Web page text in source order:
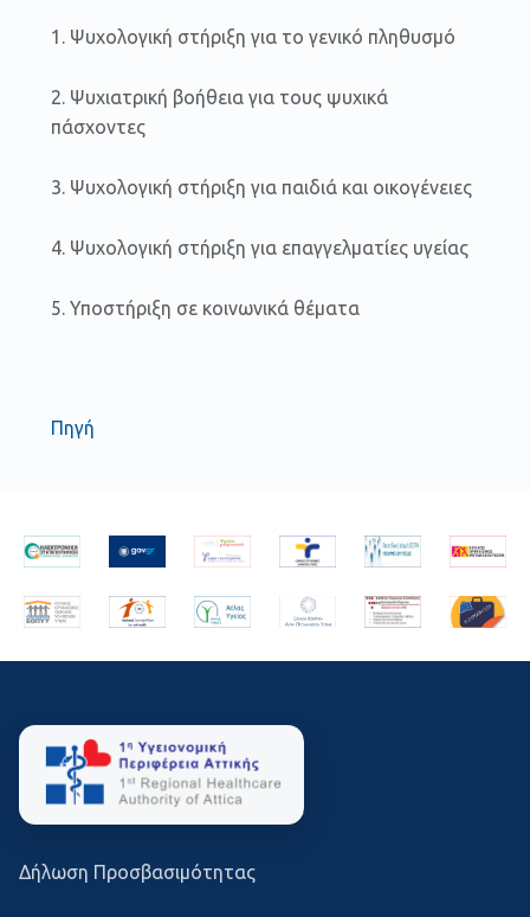
1. Ψυχολογική στήριξη για το γενικό πληθυσμό
2. Ψυχιατρική βοήθεια για τους ψυχικά
πάσχοντες
3. Ψυχολογική στήριξη για παιδιά και οικογένειες
4. Ψυχολογική στήριξη για επαγγελματίες υγείας
5. Υποστήριξη σε κοινωνικά θέματα
Πηγή
Δήλωση Προσβασιμότητας